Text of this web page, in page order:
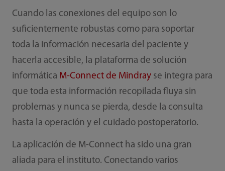
Cuando las conexiones del equipo son lo
suficientemente robustas como para soportar
toda la información necesaria del paciente y
hacerla accesible, la plataforma de solución
informática M-Connect de Mindrayse integra para
que toda esta información recopilada fluya sin
problemas y nunca se pierda, desde la consulta
hasta la operación y el cuidado postoperatorio.
La aplicación de M-Connect ha sido una gran
aliada para el instituto. Conectando varios